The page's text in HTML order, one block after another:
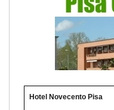
Hotel Novecento Pisa